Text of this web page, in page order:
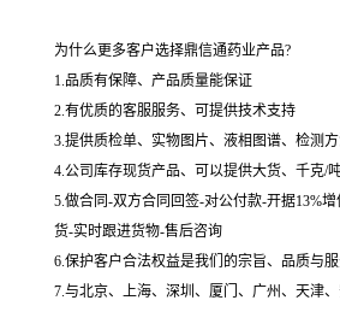
为什么更多客户选择鼎信通药业产品?
1.品质有保障、产品质量能保证
2.有优质的客服服务、可提供技术支持
3.提供质检单、实物图片、液相图谱、检测
4.公司库存现货产品、可以提供大货、千克/
5.做合同-双方合同回签-对公付款-开据13%
货-实时跟进货物-售后咨询
6.保护客户合法权益是我们的宗旨、品质与
7.与北京、上海、深圳、厦门、广州、天津